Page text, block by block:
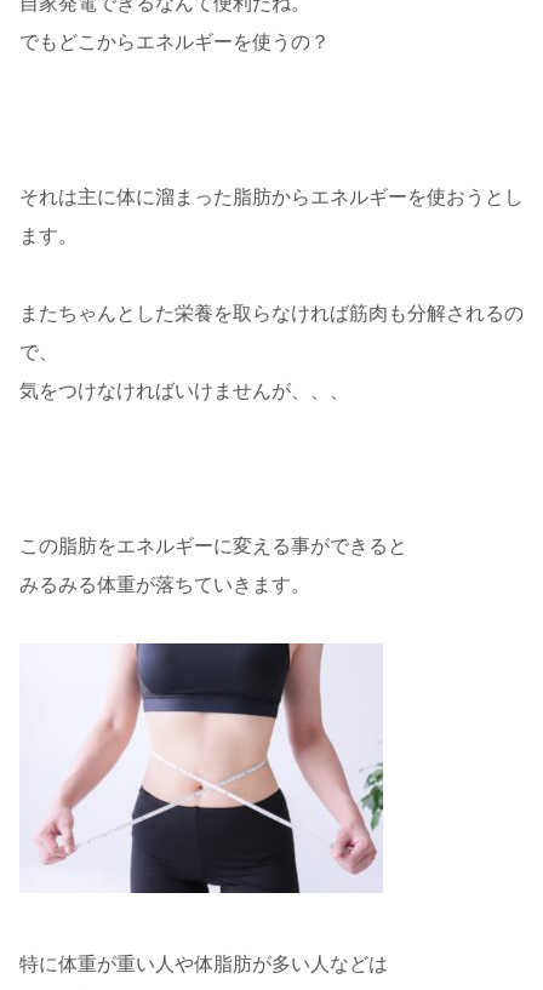
でもどこからエネルギーを使うの？
それは主に体に溜まった脂肪からエネルギーを使おうとし
ます。
またちゃんとした栄養を取らなければ筋肉も分解されるの
で、
気をつけなければいけませんが、、、
この脂肪をエネルギーに変える事ができると
みるみる体重が落ちていきます。
特に体重が重い人や体脂肪が多い人などは